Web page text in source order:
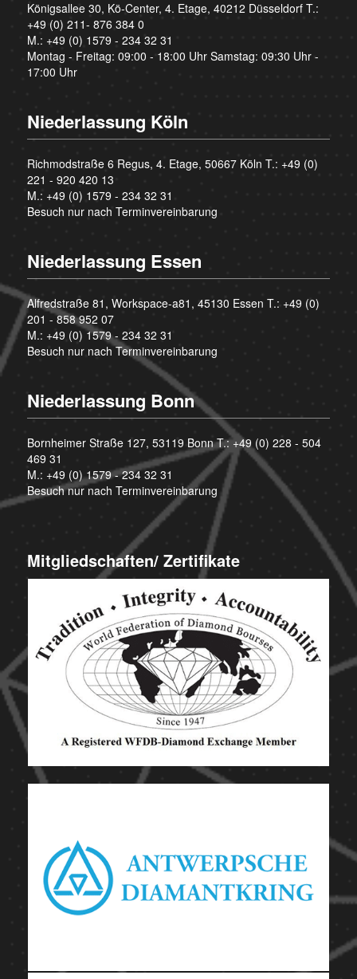
Königsallee 30, Kö-Center, 4. Etage, 40212 Düsseldorf T.:
+49 (0) 211- 876 384 0
M.: +49 (0) 1579 - 234 32 31
Montag - Freitag: 09:00 - 18:00 Uhr Samstag: 09:30 Uhr -
17:00 Uhr
Niederlassung Köln
Richmodstraße 6 Regus, 4. Etage, 50667 Köln T.: +49 (0)
221 - 920 420 13
M.: +49 (0) 1579 - 234 32 31
Besuch nur nach Terminvereinbarung
Niederlassung Essen
Alfredstraße 81, Workspace-a81, 45130 Essen T.: +49 (0)
201 - 858 952 07
M.: +49 (0) 1579 - 234 32 31
Besuch nur nach Terminvereinbarung
Niederlassung Bonn
Bornheimer Straße 127, 53119 Bonn T.:+49 (0) 228 - 504
469 31
M.: +49 (0) 1579 - 234 32 31
Besuch nur nach Terminvereinbarung
Mitgliedschaften/ Zertifikate